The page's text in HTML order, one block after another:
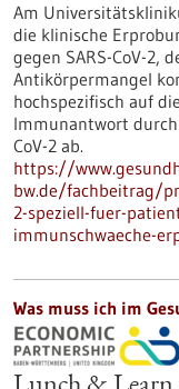
Am
die klinische
gegen SARS-CoV-2,
Antikörpermangel
hochspezifisch auf
Immunantwort durch
CoV-2 ab.
https://
bw.de/fachbeitrag/
2-speziell-fuer-
immunschwaeche-
Was muss ich im